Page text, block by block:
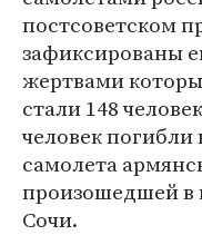
постсоветском
зафиксированы
жертвами
стали 148
человек погибли
самолета
произошедшей в
Сочи.